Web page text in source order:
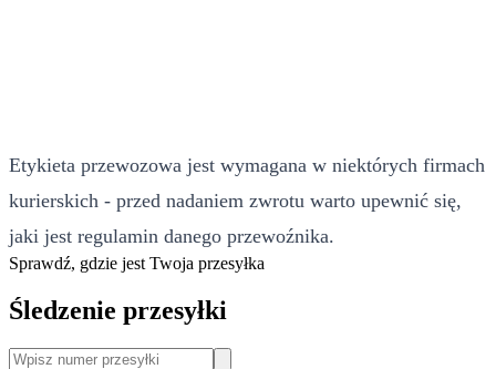
Etykieta przewozowa jest wymagana w niektórych firmach
kurierskich - przed nadaniem zwrotu warto upewnić się,
jaki jest regulamin danego przewoźnika.
Sprawdź, gdzie jest Twoja przesyłka
Śledzenie przesyłki